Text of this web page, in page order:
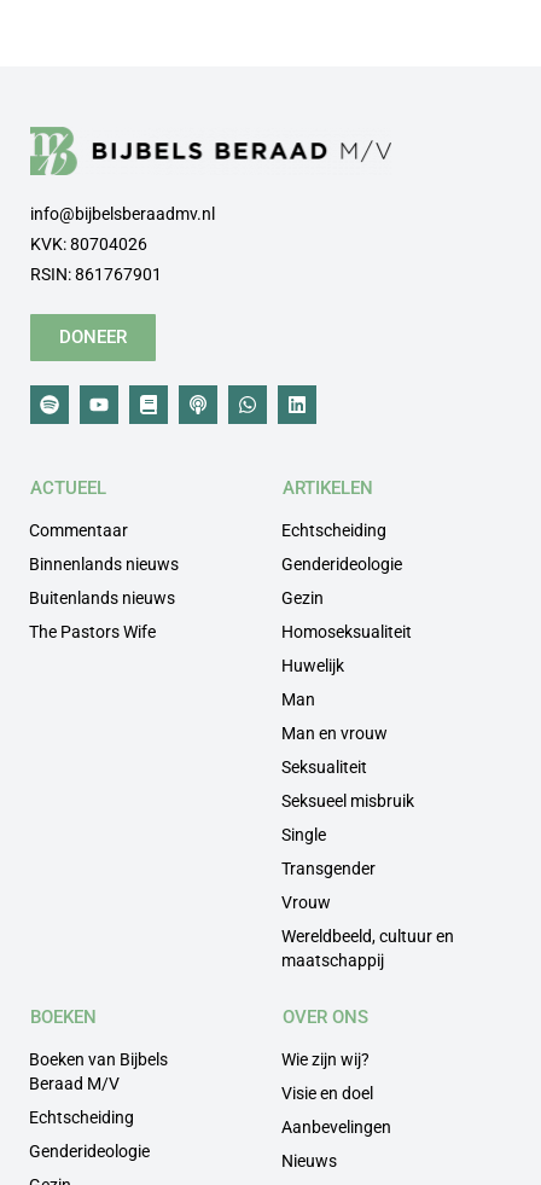
info@bijbelsberaadmv.nl
KVK: 80704026
RSIN: 861767901
DONEER
ACTUEEL
Commentaar
Binnenlands nieuws
Buitenlands nieuws
The Pastors Wife
ARTIKELEN
Echtscheiding
Genderideologie
Gezin
Homoseksualiteit
Huwelijk
Man
Man en vrouw
Seksualiteit
Seksueel misbruik
Single
Transgender
Vrouw
Wereldbeeld, cultuur en
maatschappij
BOEKEN
Boeken van Bijbels
Beraad M/V
Echtscheiding
Genderideologie
OVER ONS
Wie zijn wij?
Visie en doel
Aanbevelingen
Nieuws